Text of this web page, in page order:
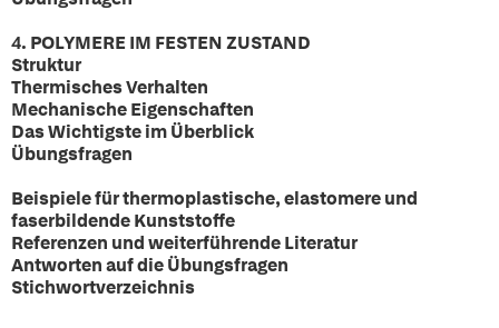
4. POLYMERE IM FESTEN ZUSTAND
Struktur
Thermisches Verhalten
Mechanische Eigenschaften
Das Wichtigste im Überblick
Übungsfragen
Beispiele für thermoplastische, elastomere und
faserbildende Kunststoffe
Referenzen und weiterführende Literatur
Antworten auf die Übungsfragen
Stichwortverzeichnis